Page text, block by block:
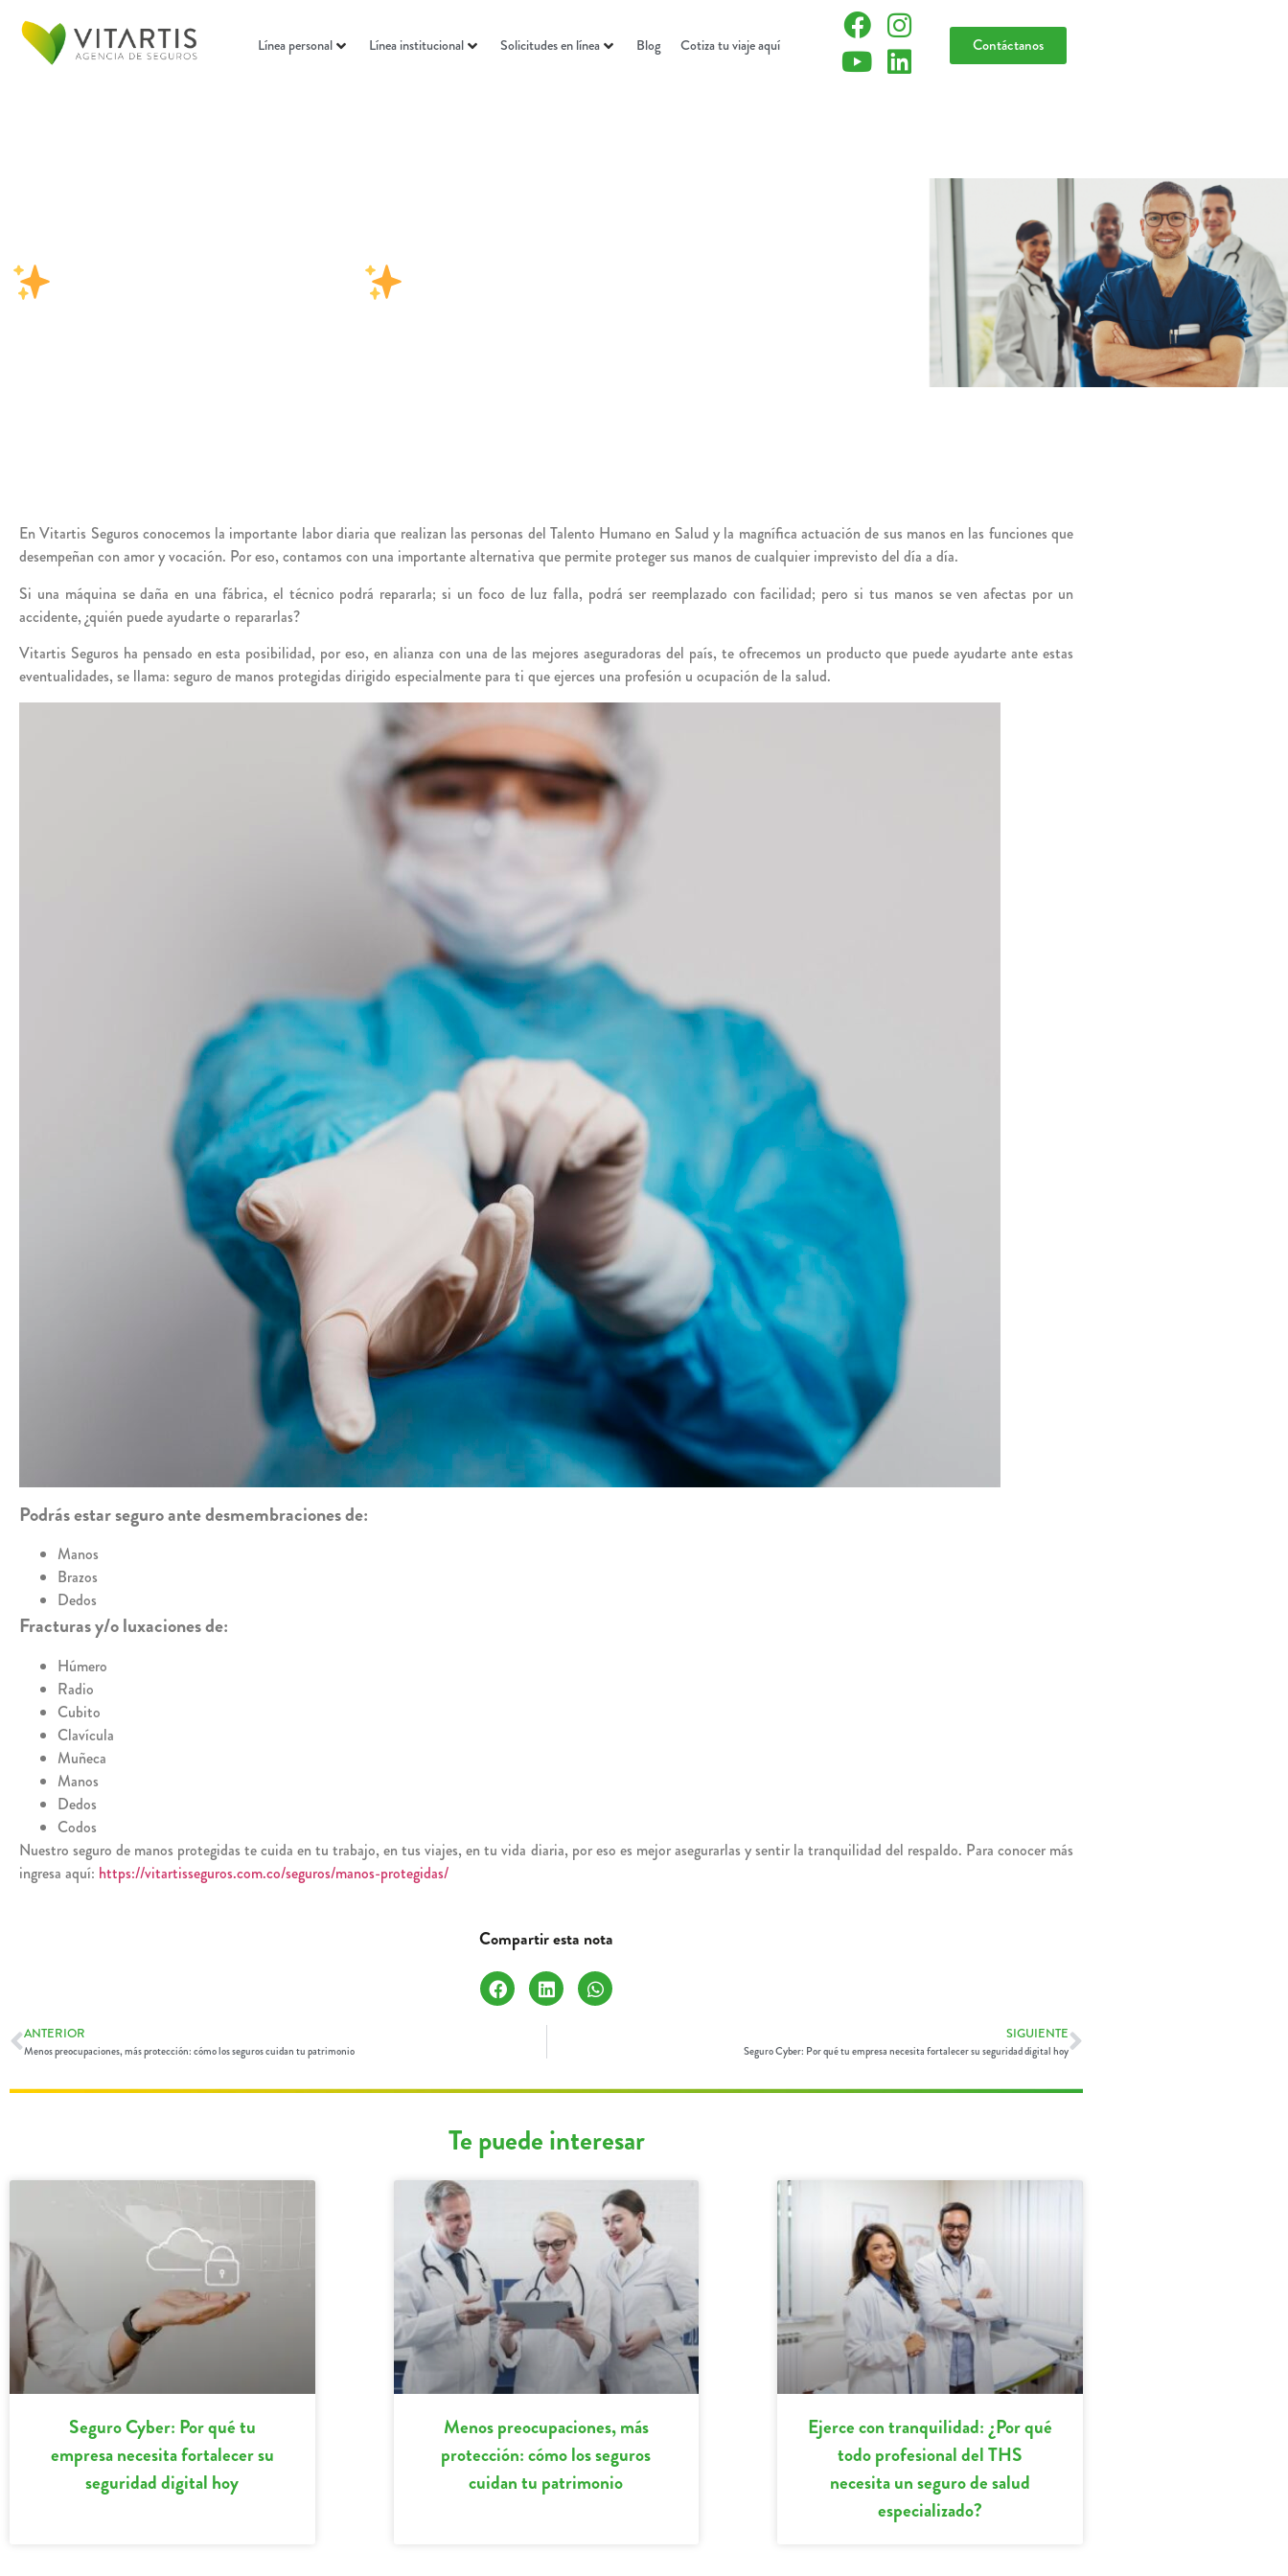
Línea personal Línea institucional Solicitudes en línea Blog Cotiza tu viaje aquí Contáctanos
En Vitartis Seguros conocemos la importante labor diaria que realizan las personas del Talento Humano en Salud y la magnífica actuación de sus manos en las funciones que
desempeñan con amor y vocación. Por eso, contamos con una importante alternativa que permite proteger sus manos de cualquier imprevisto del día a día.
Si una máquina se daña en una fábrica, el técnico podrá repararla; si un foco de luz falla, podrá ser reemplazado con facilidad; pero si tus manos se ven afectas por un
accidente, ¿quién puede ayudarte o repararlas?
Vitartis Seguros ha pensado en esta posibilidad, por eso, en alianza con una de las mejores aseguradoras del país, te ofrecemos un producto que puede ayudarte ante estas
eventualidades, se llama: seguro de manos protegidas dirigido especialmente para ti que ejerces una profesión u ocupación de la salud.
Podrás estar seguro ante desmembraciones de:
Manos
Brazos
Dedos
Fracturas y/o luxaciones de:
Húmero
Radio
Cubito
Clavícula
Muñeca
Manos
Dedos
Codos
Nuestro seguro de manos protegidas te cuida en tu trabajo, en tus viajes, en tu vida diaria, por eso es mejor asegurarlas y sentir la tranquilidad del respaldo. Para conocer más
ingresa aquí: https://vitartisseguros.com.co/seguros/manos-protegidas/
Compartir esta nota
ANTERIOR
Menos preocupaciones, más protección: cómo los seguros cuidan tu patrimonio
SIGUIENTE
Seguro Cyber: Por qué tu empresa necesita fortalecer su seguridad digital hoy
Te puede interesar
Seguro Cyber: Por qué tu
empresa necesita fortalecer su
seguridad digital hoy
Menos preocupaciones, más
protección: cómo los seguros
cuidan tu patrimonio
Ejerce con tranquilidad: ¿Por qué
todo profesional del THS
necesita un seguro de salud
especializado?